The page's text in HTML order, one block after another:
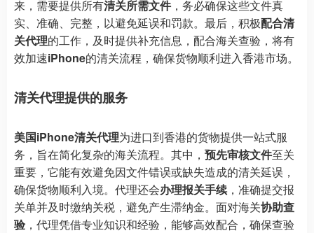
来，需要提供所有清关所需文件，务必确保这些文件真
实、准确、完整，以避免延误和罚款。最后，积极配合清
关代理的工作，及时提供补充信息，配合海关查验，将有
效加速iPhone的清关流程，确保货物顺利进入香港市场。
清关代理提供的服务
美国iPhone清关代理为进口到香港的货物提供一站式服
务，旨在简化复杂的海关流程。其中， 预先审核文件至关
重要，它能有效避免因文件错误或缺失造成的清关延误，
确保货物顺利入境。代理还会办理报关手续，准确提交报
关单并及时缴纳关税，避免产生滞纳金。面对海关协助查
验 ，代理凭借专业知识和经验，能够高效配合，确保查验